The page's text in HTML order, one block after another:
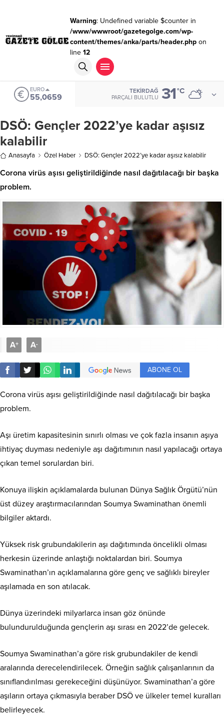
Warning: Undefined variable $counter in
/www/wwwroot/gazetegolge.com/wp-
content/themes/anka/parts/header.phpon
line 12
EURO
55,0659
TEKIRDAĞ
PARÇALI BULUTLU 31°C
DSÖ: Gençler 2022’ye kadar aşısız
kalabilir
Anasayfa Özel Haber DSÖ: Gençler 2022’ye kadar aşısız kalabilir
Corona virüs aşısı geliştirildiğinde nasıl dağıtılacağı bir başka
problem.
A+ A-
ABONE OL
Corona virüs aşısı geliştirildiğinde nasıl dağıtılacağı bir başka
problem.
Aşı üretim kapasitesinin sınırlı olması ve çok fazla insanın aşıya
ihtiyaç duyması nedeniyle aşı dağıtımının nasıl yapılacağı ortaya
çıkan temel sorulardan biri.
Konuya ilişkin açıklamalarda bulunan Dünya Sağlık Örgütü’nün
üst düzey araştırmacılarından Soumya Swaminathan önemli
bilgiler aktardı.
Yüksek risk grubundakilerin aşı dağıtımında öncelikli olması
herkesin üzerinde anlaştığı noktalardan biri. Soumya
Swaminathan’ın açıklamalarına göre genç ve sağlıklı bireyler
aşılamada en son atılacak.
Dünya üzerindeki milyarlarca insan göz önünde
bulundurulduğunda gençlerin aşı sırası en 2022’de gelecek.
Soumya Swaminathan’a göre risk grubundakiler de kendi
aralarında derecelendirilecek. Örneğin sağlık çalışanlarının da
sınıflandırılması gerekeceğini düşünüyor. Swaminathan’a göre
aşıların ortaya çıkmasıyla beraber DSÖ ve ülkeler temel kuralları
belirleyecek.